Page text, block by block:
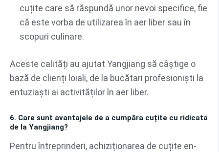
cuțite care să răspundă unor nevoi specifice, fie
că este vorba de utilizarea în aer liber sau în
scopuri culinare.
Aceste calități au ajutat Yangjiang să câștige o
bază de clienți loiali, de la bucătari profesioniști la
entuziaști ai activităților în aer liber.
6. Care sunt avantajele de a cumpăra cuțite cu ridicata
de la Yangjiang?
Pentru întreprinderi, achiziționarea de cuțite en-